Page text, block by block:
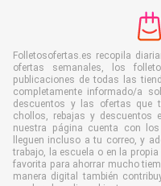
Folletosofertas.es recopila
ofertas semanales, los
publicaciones de todas las
completamente informado/a
descuentos y las ofertas que
chollos, rebajas y descuentos
nuestra página cuenta con
lleguen incluso a tu correo, y
trabajo, la escuela o en la
favorita para ahorrar mucho
manera digital también